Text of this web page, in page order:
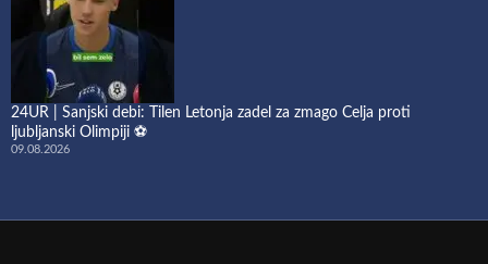
24UR | Sanjski debi: Tilen Letonja zadel za zmago Celja proti
ljubljanski Olimpiji ⚽
09.08.2026